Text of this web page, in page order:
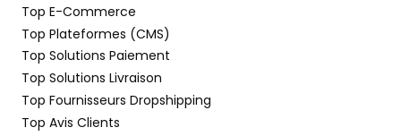
Top E-Commerce
Top Plateformes (CMS)
Top Solutions Paiement
Top Solutions Livraison
Top Fournisseurs Dropshipping
Top Avis Clients